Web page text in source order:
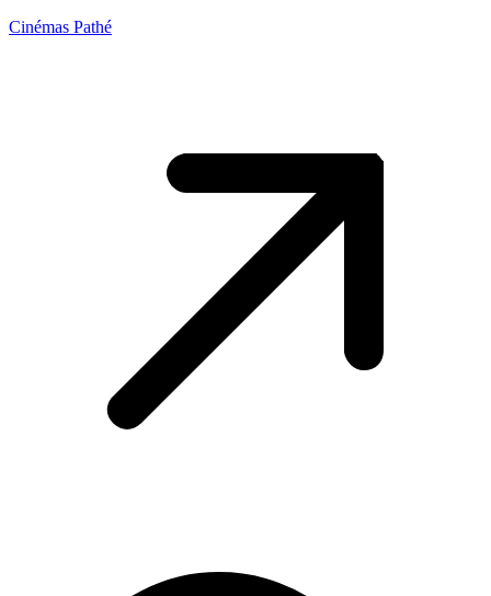
Cinémas Pathé